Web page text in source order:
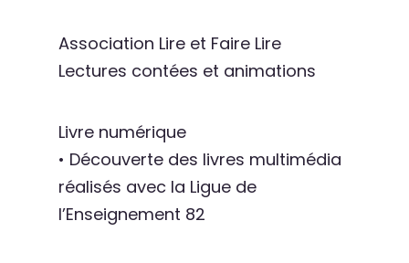
Association Lire et Faire Lire
Lectures contées et animations
Livre numérique
• Découverte des livres multimédia
réalisés avec la Ligue de
l’Enseignement 82